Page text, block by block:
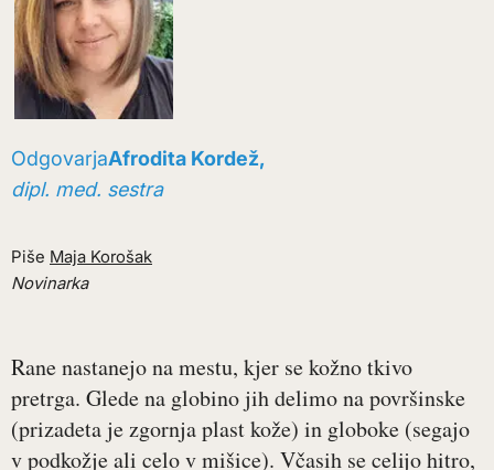
OdgovarjaAfrodita Kordež,
dipl. med. sestra
Piše Maja Korošak
Novinarka
Rane nastanejo na mestu, kjer se kožno tkivo
pretrga. Glede na globino jih delimo na površinske
(prizadeta je zgornja plast kože) in globoke (segajo
v podkožje ali celo v mišice). Včasih se celijo hitro,